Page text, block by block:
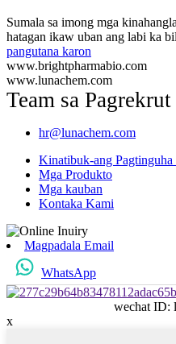
Sumala sa imong mga
hatagan ikaw uban ang labi ka
pangutana karon
www.brightpharmabio.com
www.lunachem.com
Team sa Pagrekrut
hr@lunachem.com
Kinatibuk-ang
Mga Produkto
Mga kauban
Kontaka Kami
Magpadala Email
WhatsApp
wechat ID:
x